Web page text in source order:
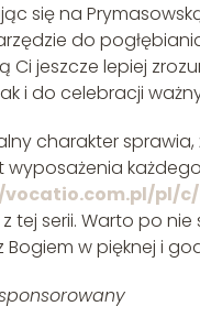
się na
do
Ci jeszcze lepiej
i do celebracji
charakter
wyposażenia
pl/
tej serii. Warto po
Bogiem w pięknej i